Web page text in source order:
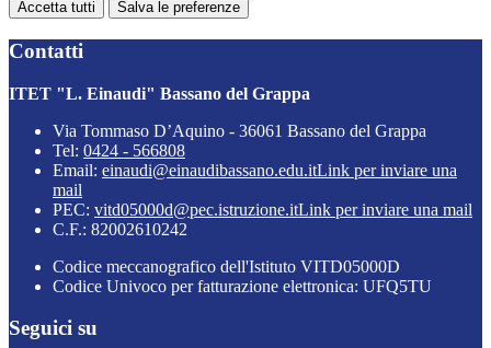
Accetta tutti Salva le preferenze
Contatti
ITET "L. Einaudi" Bassano del Grappa
Via Tommaso D’Aquino - 36061 Bassano del Grappa
Tel: 0424 - 566808
Email: einaudi@einaudibassano.edu.itLink per inviare una
mail
PEC: vitd05000d@pec.istruzione.itLink per inviare una mail
C.F.: 82002610242
Codice meccanografico dell'Istituto VITD05000D
Codice Univoco per fatturazione elettronica: UFQ5TU
Seguici su